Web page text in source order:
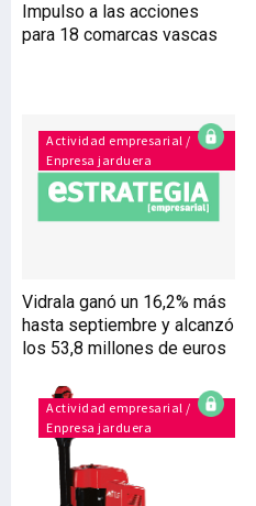
Impulso a las acciones
para 18 comarcas vascas
Actividad empresarial /
Enpresa jarduera
Vidrala ganó un 16,2% más
hasta septiembre y alcanzó
los 53,8 millones de euros
Actividad empresarial /
Enpresa jarduera